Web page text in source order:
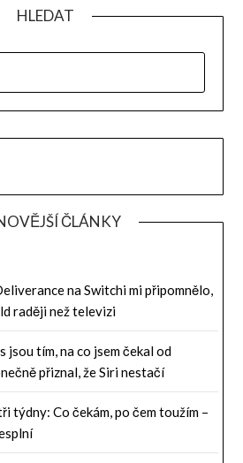
HLEDAT
ČLÁNKY
na Switchi mi připomnělo,
raději než televizi
jsou tím, na co jsem čekal od
přiznal, že Siri nestačí
týdny: Co čekám, po čem toužím –